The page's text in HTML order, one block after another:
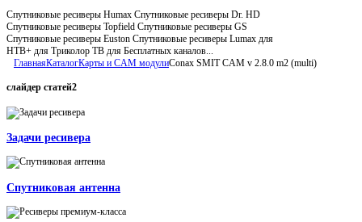
Спутниковые ресиверы Humax Спутниковые ресиверы Dr. HD
Спутниковые ресиверы Topfield Спутниковые ресиверы GS
Спутниковые ресиверы Euston Спутниковые ресиверы Lumax для
НТВ+ для Триколор ТВ для Бесплатных каналов...
ГлавнаяКаталогКарты и CAM модулиConax SMIT CAM v 2.8.0 m2 (multi)
слайдер статей2
Задачи ресивера
Спутниковая антенна